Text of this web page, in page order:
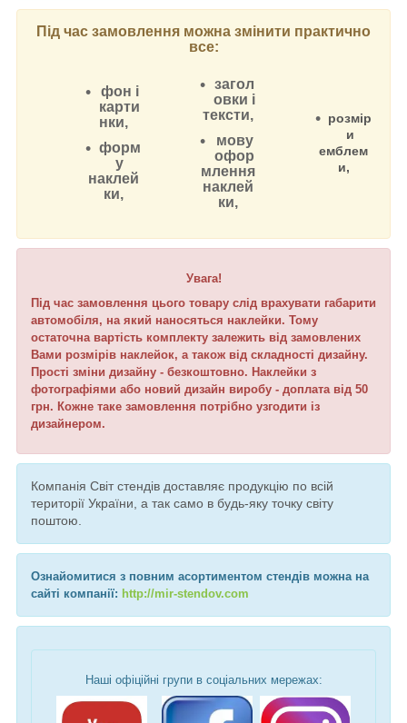
Під час замовлення можна змінити практично
все:
фон і
карти
нки,
форм
у
наклей
ки,
загол
овки і
тексти,
мову
офор
млення
наклей
ки,
розмір
и
емблем
и,
Увага!
Під час замовлення цього товару слід врахувати габарити
автомобіля, на який наносяться наклейки. Тому
остаточна вартість комплекту залежить від замовлених
Вами розмірів наклейок, а також від складності дизайну.
Прості зміни дизайну - безкоштовно. Наклейки з
фотографіями або новий дизайн виробу - доплата від 50
грн. Кожне таке замовлення потрібно узгодити із
дизайнером.
Компанія Світ стендів доставляє продукцію по всій
території України, а так само в будь-яку точку світу
поштою.
Ознайомитися з повним асортиментом стендів можна на
сайті компанії: http://mir-stendov.com
Наші офіційні групи в соціальних мережах: